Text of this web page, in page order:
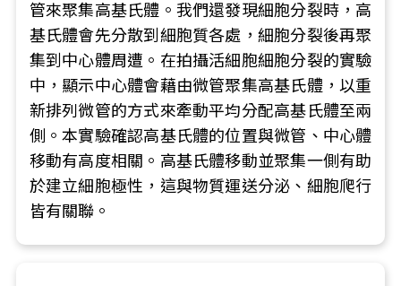
管來聚集高基氏體。我們還發現細胞分裂時，高
基氏體會先分散到細胞質各處，細胞分裂後再聚
集到中心體周遭。在拍攝活細胞細胞分裂的實驗
中，顯示中心體會藉由微管聚集高基氏體，以重
新排列微管的方式來牽動平均分配高基氏體至兩
側。本實驗確認高基氏體的位置與微管、中心體
移動有高度相關。高基氏體移動並聚集一側有助
於建立細胞極性，這與物質運送分泌、細胞爬行
皆有關聯。